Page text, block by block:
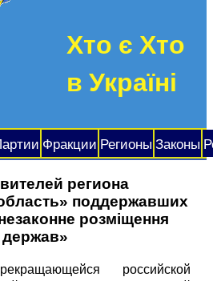
Хто є Хто
в Україні
Фракции Регионы Законы
региона
поддержавших
розміщення
держав»
российской